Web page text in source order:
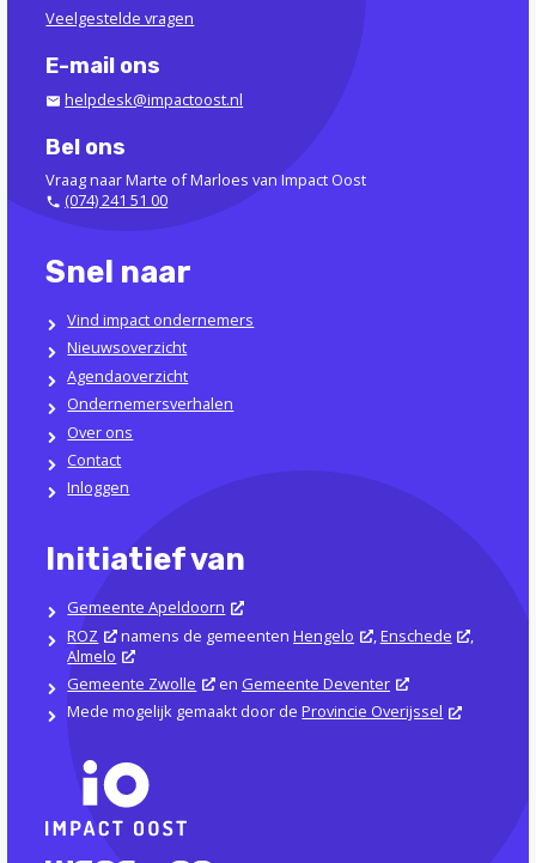
Veelgestelde vragen
E-mail ons
helpdesk@impactoost.nl
Bel ons
Vraag naar Marte of Marloes van Impact Oost
(074) 241 51 00
Snel naar
Vind impact ondernemers
Nieuwsoverzicht
Agendaoverzicht
Ondernemersverhalen
Over ons
Contact
Inloggen
Initiatief van
Gemeente Apeldoorn
ROZ
namens de gemeentenHengelo , Enschede
Almelo
Gemeente Zwolle
en Gemeente Deventer
Mede mogelijk gemaakt door deProvincie Overijssel